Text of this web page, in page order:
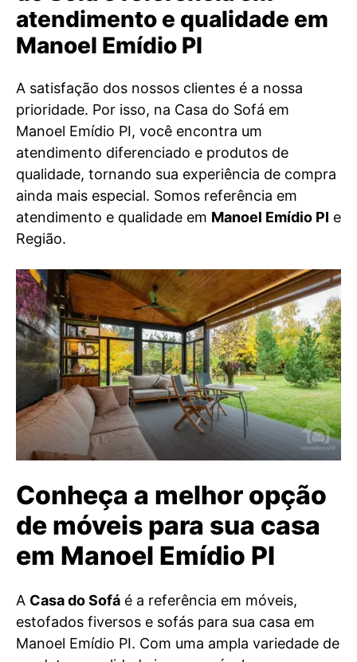
atendimento e qualidade em
Manoel Emídio PI
A satisfação dos nossos clientes é a nossa
prioridade. Por isso, na Casa do Sofá em
Manoel Emídio PI, você encontra um
atendimento diferenciado e produtos de
qualidade, tornando sua experiência de compra
ainda mais especial. Somos referência em
atendimento e qualidade em Manoel Emídio PI e
Região.
Conheça a melhor opção
de móveis para sua casa
em Manoel Emídio PI
A Casa do Sofá é a referência em móveis,
estofados fiversos e sofás para sua casa em
Manoel Emídio PI. Com uma ampla variedade de